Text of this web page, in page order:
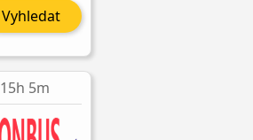
Vyhledat
15h 5m